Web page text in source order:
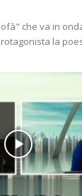
che va in
la